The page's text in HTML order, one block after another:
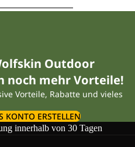
Outdoor
noch mehr Vorteile!
Vorteile, Rabatte und vieles
KONTO ERSTELLEN
innerhalb von 30 Tagen